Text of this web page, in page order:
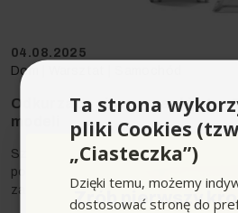
04.08.2025
Dom
Odkurzacz piorący ranking —
modeli
Szukasz wszechstronnego
poradzi sobie z dywanami, tapicerką i
zabrudzeniami? W tym rankingu
Ta strona
pliki Cookies
„Ciasteczka”)
Dzięki temu, możemy
dostosować stronę do
Zrób pierwszy